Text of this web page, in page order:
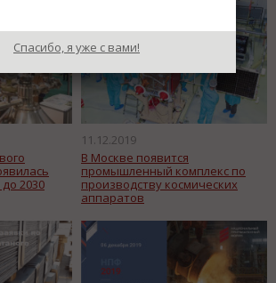
2030
11.12.2019
В Москве появится
промышленный комплекс по
производству космических
аппаратов
Спасибо, я уже с вами!